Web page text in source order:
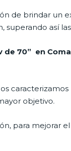
de brindar un
superando así
de 70” en
objetivo.
para mejorar